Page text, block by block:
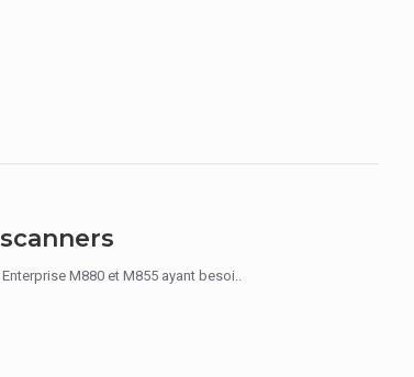
M880 et M855 ayant besoi..